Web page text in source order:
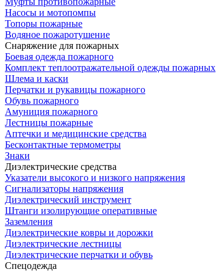
Насосы и мотопомпы
Топоры пожарные
Водяное пожаротушение
Снаряжение для пожарных
Боевая одежда пожарного
Комплект теплоотражательной одежды пожарных
Шлема и каски
Перчатки и рукавицы пожарного
Обувь пожарного
Амуниция пожарного
Лестницы пожарные
Аптечки и медицинские средства
Бесконтактные термометры
Знаки
Диэлектрические средства
Указатели высокого и низкого напряжения
Сигнализаторы напряжения
Диэлектрический инструмент
Штанги изолирующие оперативные
Заземления
Диэлектрические ковры и дорожки
Диэлектрические лестницы
Диэлектрические перчатки и обувь
Спецодежда